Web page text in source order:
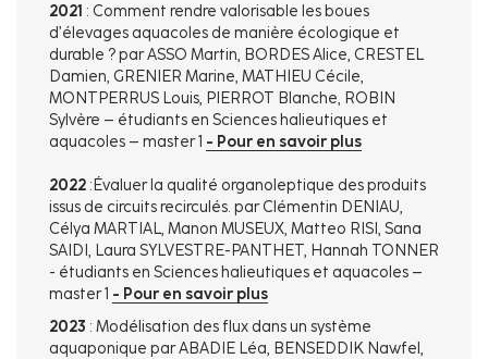
2021 : Comment rendre valorisable les boues
d’élevages aquacoles de manière écologique et
durable ? par ASSO Martin, BORDES Alice, CRESTEL
Damien, GRENIER Marine, MATHIEU Cécile,
MONTPERRUS Louis, PIERROT Blanche, ROBIN
Sylvère – étudiants en Sciences halieutiques et
aquacoles – master 1 - Pour en savoir plus
2022 :Évaluer la qualité organoleptique des produits
issus de circuits recirculés. par Clémentin DENIAU,
Célya MARTIAL, Manon MUSEUX, Matteo RISI, Sana
SAIDI, Laura SYLVESTRE-PANTHET, Hannah TONNER
- étudiants en Sciences halieutiques et aquacoles –
master 1 - Pour en savoir plus
2023 : Modélisation des flux dans un système
aquaponique parABADIE Léa, BENSEDDIK Nawfel,